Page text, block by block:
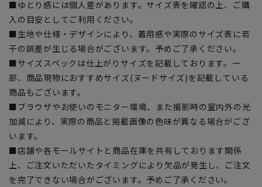
■ゆとり感には個人差があります。サイズ表を確認の上、ご購
入の目安としてご利用ください。
■生地や仕様・デザインにより、着用感や実際のサイズ表に若
干の誤差が生じる場合がございます。予めご了承ください。
■サイズスペックは仕上がりサイズを記載しております。一
部、商品現物におすすめサイズ(ヌードサイズ)を記載している
商品もございます。
■ブラウザやお使いのモニター環境、また撮影時の室内外の光
加減により、実際の商品と掲載画像の色味が異なる場合がござ
います。
■店舗や各モールサイトと商品在庫を共有しております関係
上、ご注文いただいたタイミングにより欠品が発生し、ご注文
を完了できない場合がございます。予めご了承ください。